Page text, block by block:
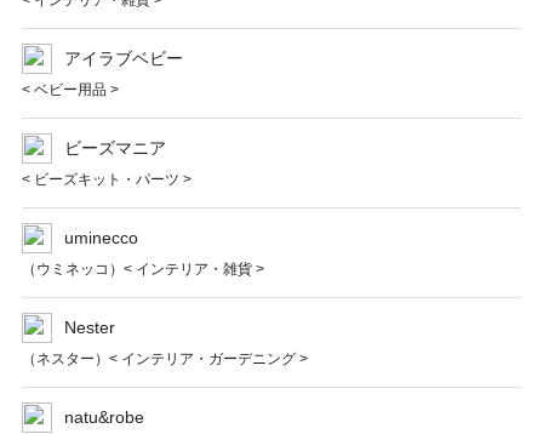
アイラブベビー
< ベビー用品 >
ビーズマニア
< ビーズキット・パーツ >
uminecco
（ウミネッコ）< インテリア・雑貨 >
Nester
（ネスター）< インテリア・ガーデニング >
natu&robe